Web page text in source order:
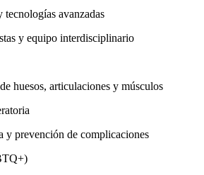
avanzadas
y equipo interdisciplinario
huesos, articulaciones y músculos
y prevención de complicaciones